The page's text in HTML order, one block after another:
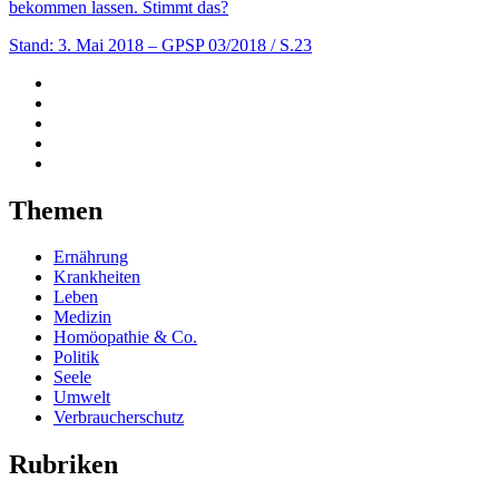
bekommen lassen. Stimmt das?
Stand: 3. Mai 2018 – GPSP 03/2018 / S.23
Themen
Ernährung
Krankheiten
Leben
Medizin
Homöopathie & Co.
Politik
Seele
Umwelt
Verbraucherschutz
Rubriken